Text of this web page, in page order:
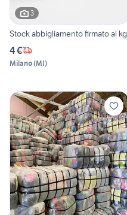
3
Stock abbigliamento firmato al kg
4 €
Milano(MI)